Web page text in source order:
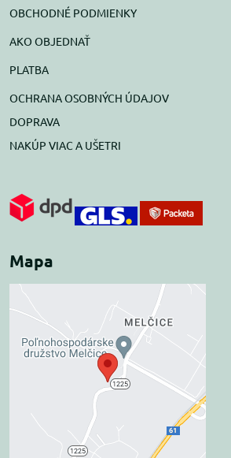
OBCHODNÉ PODMIENKY
AKO OBJEDNAŤ
PLATBA
OCHRANA OSOBNÝCH ÚDAJOV
DOPRAVA
NAKÚP VIAC A UŠETRI
Mapa
Externý obsah je
blokovaný Voľbami
súkromia
Prajete si načítať externý obsah?
Povoliť tentokrát